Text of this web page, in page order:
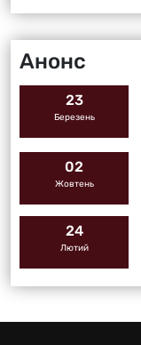
Анонс
23
Березень
02
Жовтень
24
Лютий